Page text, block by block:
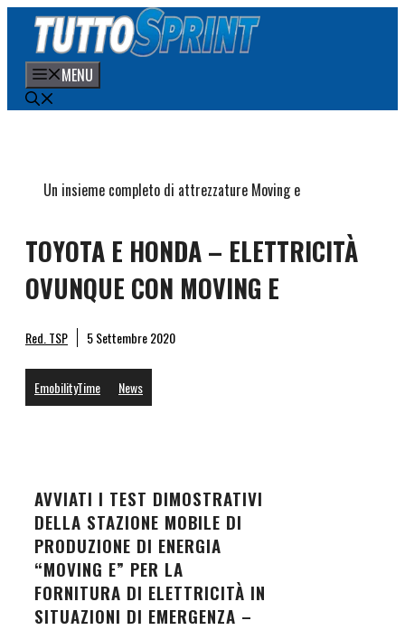
contenuto
MENU
TOYOTA E HONDA – ELETTRICITÀ
OVUNQUE CON MOVING E
Red. TSP 5 Settembre 2020
EmobilityTime News
Un insieme completo di attrezzature Moving e
AVVIATI I TEST DIMOSTRATIVI
DELLA STAZIONE MOBILE DI
PRODUZIONE DI ENERGIA
“MOVING E” PER LA
FORNITURA DI ELETTRICITÀ IN
SITUAZIONI DI EMERGENZA –